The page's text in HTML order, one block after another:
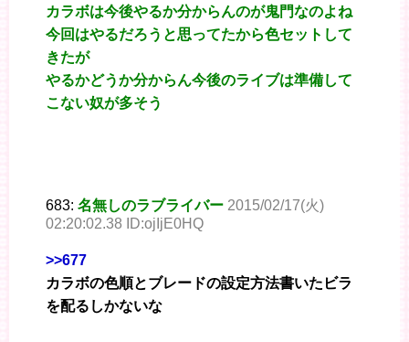
カラボは今後やるか分からんのが鬼門なのよね
今回はやるだろうと思ってたから色セットして
きたが
やるかどうか分からん今後のライブは準備して
こない奴が多そう
683: 名無しのラブライバー 2015/02/17(火)
02:20:02.38 ID:ojIjE0HQ
>>677
カラボの色順とブレードの設定方法書いたビラ
を配るしかないな